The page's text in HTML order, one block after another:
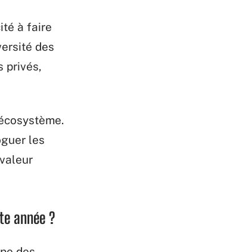
à faire
des
privés,
les
année ?